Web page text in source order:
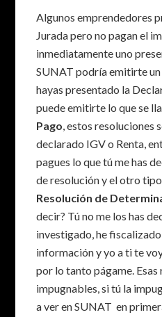
Algunos emprendedores
Jurada pero no pagan el
inmediatamente uno
SUNAT podría emitirte un
hayas presentado la
puede emitirte lo que se
Pago, estos resoluciones
declarado IGV o Renta,
pagues lo que tú me has
de resolución y el otro
Resolución de
decir? Tú no me los has
investigado, he
información y yo a ti te
por lo tanto págame. Esas
impugnables, si tú la
a ver en SUNAT en